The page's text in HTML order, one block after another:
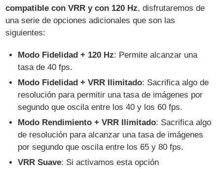
compatible con VRR y con 120 Hz, disfrutaremos de
una serie de opciones adicionales que son las
siguientes:
Modo Fidelidad + 120 Hz: Permite alcanzar una
tasa de 40 fps.
Modo Fidelidad + VRR Ilimitado: Sacrifica algo de
resolución para permitir una tasa de imágenes por
segundo que oscila entre los 40 y los 60 fps.
Modo Rendimiento + VRR Ilimitado: Sacrifica algo
de resolución para alcanzar una tasa de imágenes
por segundo que oscila entre los 65 y 80 fps.
VRR Suave: Si activamos esta opción